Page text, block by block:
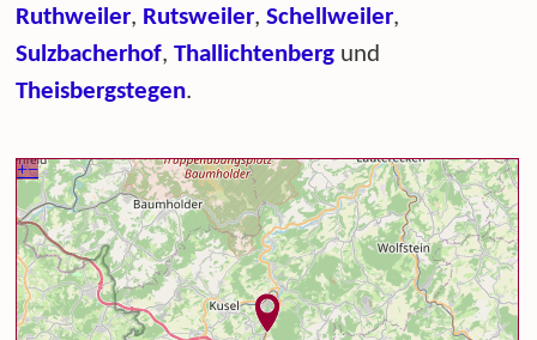
Ruthweiler, Rutsweiler,Schellweiler,
Sulzbacherhof,Thallichtenberg und
Theisbergstegen.